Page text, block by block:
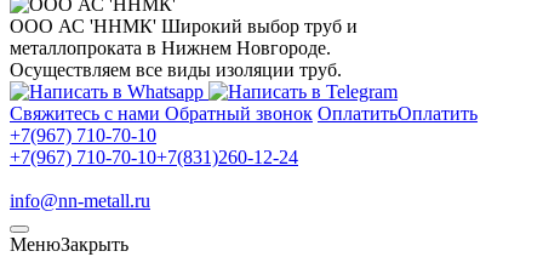
ООО АС 'ННМК' Широкий выбор труб и
металлопроката в Нижнем Новгороде.
Осуществляем все виды изоляции труб.
Свяжитесь с нами Обратный звонок ОплатитьОплатить
+7(967) 710-70-10
+7(967) 710-70-10+7(831)260-12-24
info@nn-metall.ru
МенюЗакрыть